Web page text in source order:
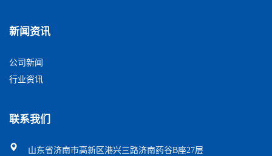
新闻资讯
公司新闻
行业资讯
联系我们
山东省济南市高新区港兴三路济南药谷B座27层